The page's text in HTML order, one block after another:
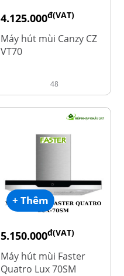
4.125.000đ(VAT)
8.500.000
Máy hút mùi Canzy CZ
VT70
48
+ Thêm
5.150.000đ(VAT)
9.700.000
Máy hút mùi Faster
Quatro Lux 70SM